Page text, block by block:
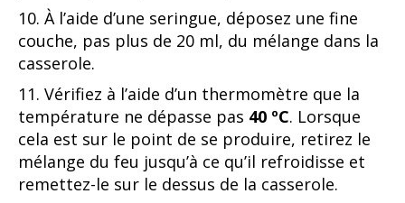
10. À l’aide d’une seringue, déposez une fine
couche, pas plus de 20 ml, du mélange dans la
casserole.
11. Vérifiez à l’aide d’un thermomètre que la
température ne dépasse pas 40 ºC. Lorsque
cela est sur le point de se produire, retirez le
mélange du feu jusqu’à ce qu’il refroidisse et
remettez-le sur le dessus de la casserole.